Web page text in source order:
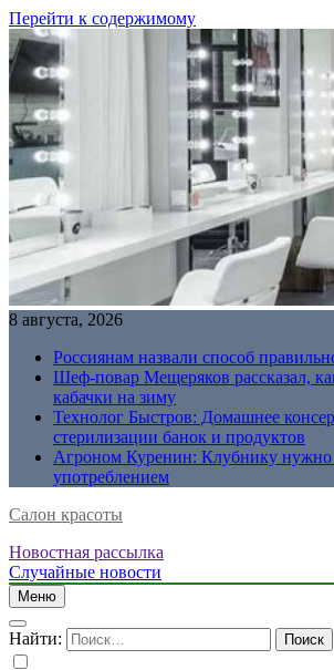
Перейти к содержимому
8 августа, 2026
Россиянам назвали способ
Шеф-повар Мещеряков рассказал,
кабачки на зиму
Технолог Быстров: Домашнее
стерилизации банок и продуктов
Агроном Куренин: Клубнику нужно
употреблением
Салон красоты
Новостная рассылка
Случайные новости
Меню
Найти: